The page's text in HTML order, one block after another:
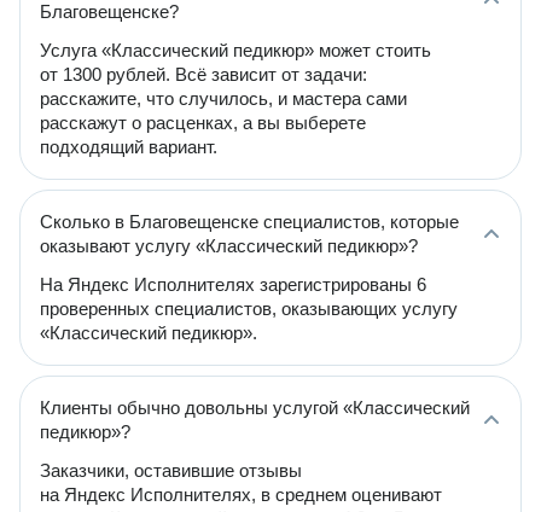
Благовещенске?
Услуга «Классический педикюр» может стоить
от 1300 рублей. Всё зависит от задачи:
расскажите, что случилось, и мастера сами
расскажут о расценках, а вы выберете
подходящий вариант.
Сколько в Благовещенске специалистов, которые
оказывают услугу «Классический педикюр»?
На Яндекс Исполнителях зарегистрированы 6
проверенных специалистов, оказывающих услугу
«Классический педикюр».
Клиенты обычно довольны услугой «Классический
педикюр»?
Заказчики, оставившие отзывы
на Яндекс Исполнителях, в среднем оценивают